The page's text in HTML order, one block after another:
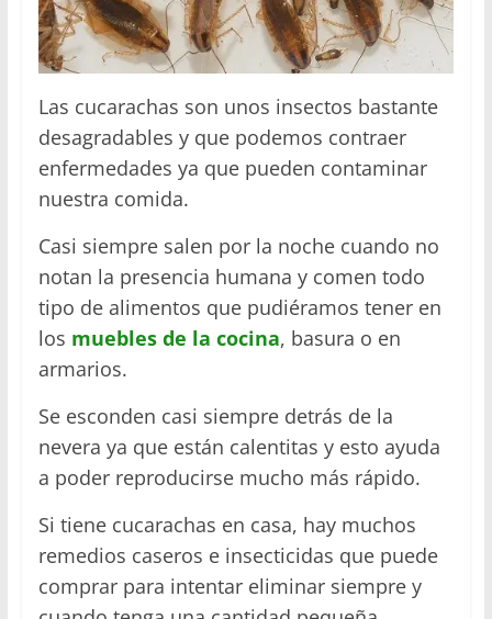
Las cucarachas son unos insectos bastante
desagradables y que podemos contraer
enfermedades ya que pueden contaminar
nuestra comida.
Casi siempre salen por la noche cuando no
notan la presencia humana y comen todo
tipo de alimentos que pudiéramos tener en
los muebles de la cocina, basura o en
armarios.
Se esconden casi siempre detrás de la
nevera ya que están calentitas y esto ayuda
a poder reproducirse mucho más rápido.
Si tiene cucarachas en casa, hay muchos
remedios caseros e insecticidas que puede
comprar para intentar eliminar siempre y